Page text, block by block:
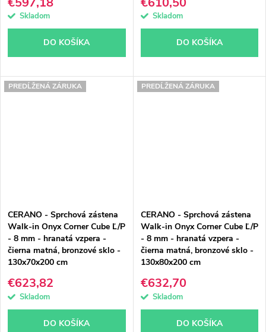
Skladom
DO KOŠÍKA
Skladom
DO KOŠÍKA
PREDĹŽENÁ ZÁRUKA
CERANO - Sprchová zástena
Walk-in Onyx Corner Cube Ľ/P
- 8 mm - hranatá vzpera -
čierna matná, bronzové sklo -
130x70x200 cm
€623,82
Skladom
DO KOŠÍKA
PREDĹŽENÁ ZÁRUKA
CERANO - Sprchová zástena
Walk-in Onyx Corner Cube Ľ/P
- 8 mm - hranatá vzpera -
čierna matná, bronzové sklo -
130x80x200 cm
€632,70
Skladom
DO KOŠÍKA